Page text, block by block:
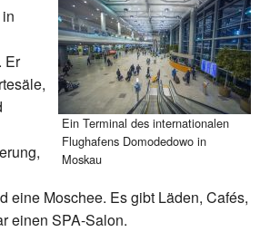
Ein Terminal des internationalen
Flughafens Domodedowo in
Moskau
Er
eine Moschee. Es gibt Läden, Cafés,
einen SPA-Salon.